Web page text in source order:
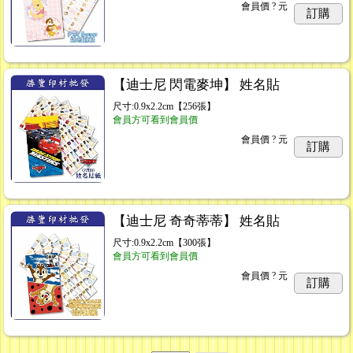
會員價 ? 元
訂購
【迪士尼 閃電麥坤】 姓名貼
尺寸:0.9x2.2cm【256張】
會員方可看到會員價
會員價 ? 元
訂購
【迪士尼 奇奇蒂蒂】 姓名貼
尺寸:0.9x2.2cm【300張】
會員方可看到會員價
會員價 ? 元
訂購